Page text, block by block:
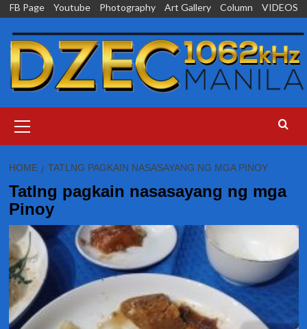
Skip
content
FB Page Youtube Photography Art Gallery Column VIDEOS
Menu
HOME TATLNG PAGKAIN NASASAYANG NG MGA PINOY
Tatlng pagkain nasasayang ng mga
Pinoy